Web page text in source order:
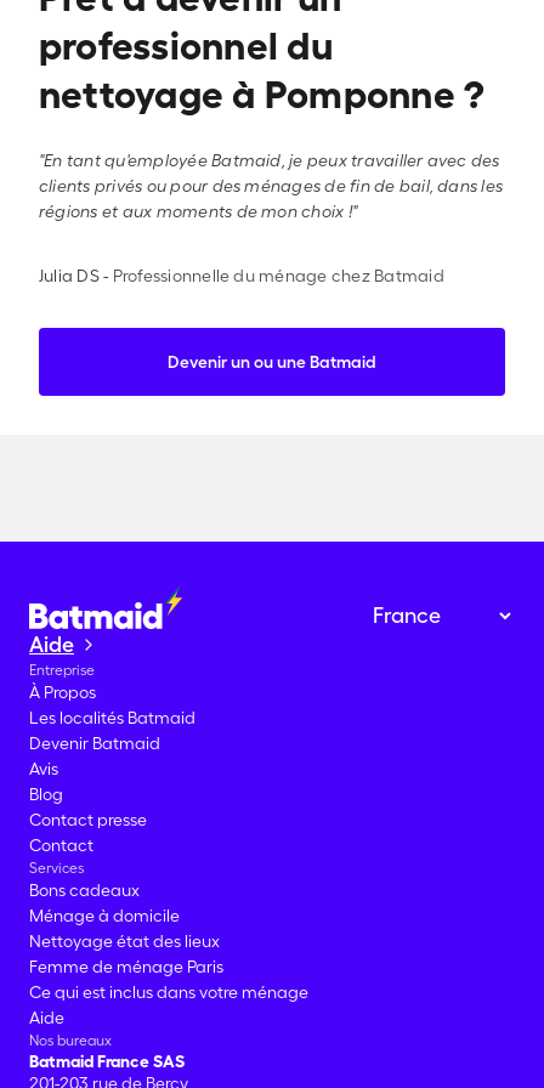
professionnel du
nettoyage à Pomponne ?
"En tant qu'employée Batmaid, je peux travailler avec des
clients privés ou pour des ménages de fin de bail, dans les
régions et aux moments de mon choix !"
Julia DS- Professionnelle du ménage chez Batmaid
Devenir un ou une Batmaid
Aide
Entreprise
À Propos
Les localités Batmaid
Devenir Batmaid
Avis
Blog
Contact presse
Contact
Services
Bons cadeaux
Ménage à domicile
Nettoyage état des lieux
Femme de ménage Paris
Ce qui est inclus dans votre ménage
Aide
Nos bureaux
Batmaid France SAS
201-203 rue de Bercy